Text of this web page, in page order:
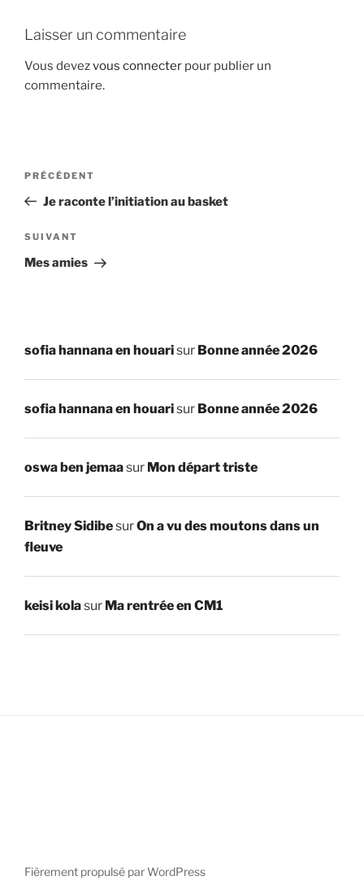
Laisser un commentaire
Vous devezvous connecter pour publier un
commentaire.
Navigation
l’article
Article
précédent
PRÉCÉDENT
Je raconte l’initiation au basket
Article
suivant
SUIVANT
Mes amies
sofia hannana en houarisur Bonne année 2026
sofia hannana en houarisur Bonne année 2026
oswa ben jemaasur Mon départ triste
Britney SidibesurOn a vu des moutons dans un
fleuve
keisi kolasur Ma rentrée en CM1
Fièrement propulsé par WordPress